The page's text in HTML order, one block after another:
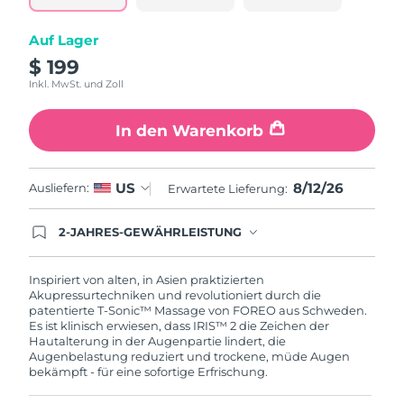
Auf Lager
$ 199
Inkl. MwSt. und Zoll
In den Warenkorb
Ausliefern: US Erwartete Lieferung: 8/12/26
2-JAHRES-GEWÄHRLEISTUNG
innerhalb eines Jahres ab Kaufdatum Anlass zur
Beanstandung deines FOREO-Produktes haben
solltest, bekommst du dieses Produkt von
FOREO gratis ersetzt.
Inspiriert von alten, in Asien praktizierten
Akupressurtechniken und revolutioniert durch die
patentierte T-Sonic™ Massage von FOREO aus Schweden.
Es ist klinisch erwiesen, dass IRIS™ 2 die Zeichen der
Hautalterung in der Augenpartie lindert, die
Augenbelastung reduziert und trockene, müde Augen
bekämpft - für eine sofortige Erfrischung.
Taiwan
Thailand
Türkei
Vereinigte Arabische
Emirate
8/12/26
Vereinigtes
Königreich
Vereinigte Staaten Erwartete Lieferung8/12/26
Usbekistan Erwartete Lieferung
Vietnam Erwartete Lieferung